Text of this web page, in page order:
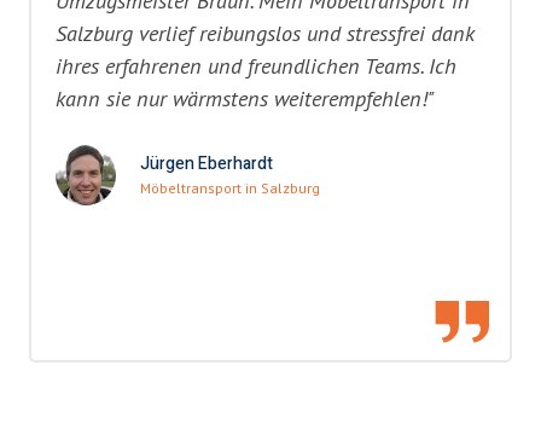
Salzburg verlief reibungslos und stressfrei dank
ihres erfahrenen und freundlichen Teams. Ich
kann sie nur wärmstens weiterempfehlen!"
Jürgen Eberhardt
Möbeltransport in Salzburg